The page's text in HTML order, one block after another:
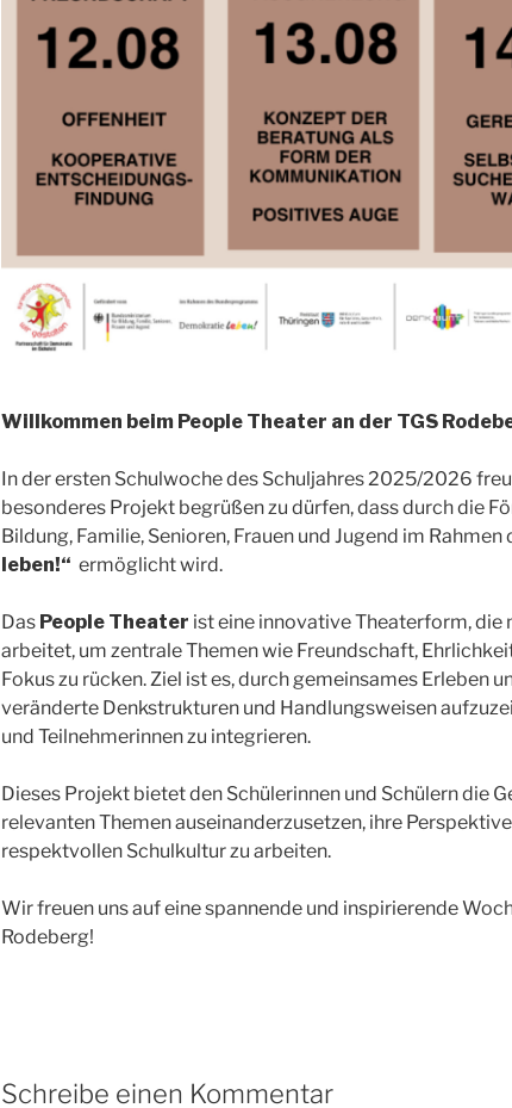
Willkommen beim People Theater an der TGS
In der ersten Schulwoche des Schuljahres 2025/2026
besonderes Projekt begrüßen zu dürfen, dass durch die
Bildung, Familie, Senioren, Frauen und Jugend im
leben!“ ermöglicht wird.
Das People Theater ist eine innovative Theaterform,
arbeitet, um zentrale Themen wie Freundschaft,
Fokus zu rücken. Ziel ist es, durch gemeinsames Erleben
veränderte Denkstrukturen und Handlungsweisen
und Teilnehmerinnen zu integrieren.
Dieses Projekt bietet den Schülerinnen und Schülern die
relevanten Themen auseinanderzusetzen, ihre
respektvollen Schulkultur zu arbeiten.
Wir freuen uns auf eine spannende und inspirierende
Rodeberg!
Schreibe einen Kommentar